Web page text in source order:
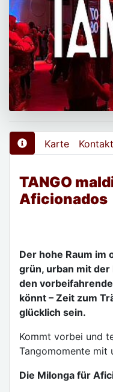
Karte Kontakt
TANGO
Aficionados
Der hohe Raum im
grün, urban mit der
den
könnt – Zeit zum
glücklich sein.
Kommt vorbei und
Tangomomente mit
Die Milonga für